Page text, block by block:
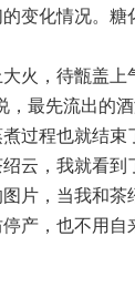
变化情况。糖
火，待甑盖
最先流出的
过程也就结束
云，我就看
片，当我和茶
产，也不用